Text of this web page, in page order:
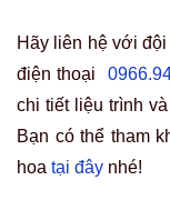
Hãy liên hệ với đội
điện thoại
chi tiết liệu trình
Bạn có thể tham
hoa tại đây nhé!